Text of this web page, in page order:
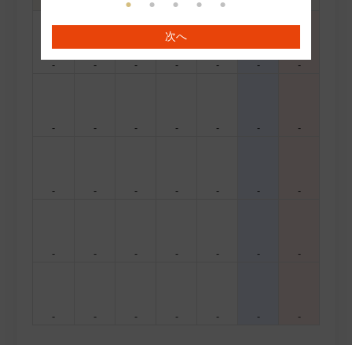
次へ
- - - - - - -
- - - - - - -
- - - - - - -
- - - - - - -
- - - - - - -